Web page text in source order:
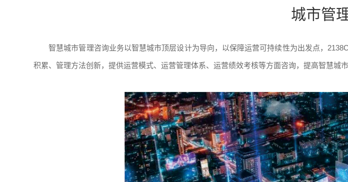
城市管
智慧城市管理咨询业务以智慧城市顶层设计为导向，以保障运营可持续性为出发点，
积累、管理方法创新，提供运营模式、运营管理体系、运营绩效考核等方面咨询，提高智慧城